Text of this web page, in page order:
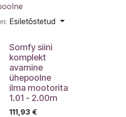
Esiletõstetud
Somfy siini
komplekt
avamine
ühepoolne
ilma mootorita
1.01 - 2.00m
111,93€